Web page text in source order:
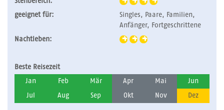
geeignet für:
Singles, Paare, Familien,
Anfänger, Fortgeschrittene
Nachtleben:
Beste Reisezeit
Jan Feb Mär Apr Mai Jun
Jul Aug Sep Okt Nov Dez